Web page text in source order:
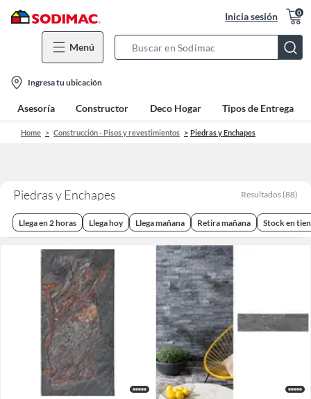
Inicia sesión 0
Menú
Bar
location-
icon
Ingresa tu ubicación
Asesoría Constructor Deco Hogar Tipos de Entrega
Home Construcción - Pisos y revestimientos Piedras y Enchapes
Piedras y Enchapes Resultados (88)
Llega en 2 horas Llega hoy Llega mañana Retira mañana Stock en